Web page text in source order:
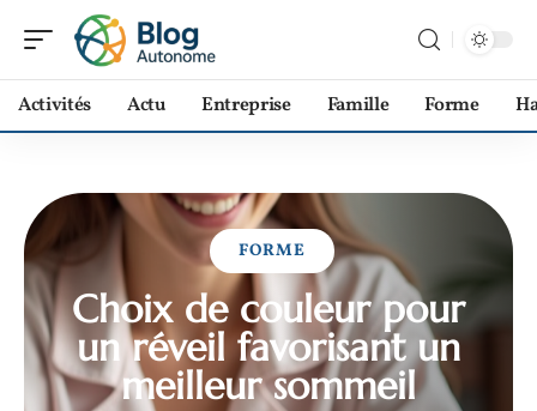
Activités Actu Entreprise Famille Forme
FORME
Choix de couleur pour
un réveil favorisant un
meilleur sommeil